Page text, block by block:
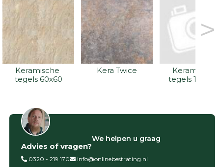
Keramische
tegels 60x60
Kera Twice
Keramische
tegels
>
Filter op
Categorieën
Advies of vragen?
We helpen u graag
0320 - 219 170 info@onlinebestrating.nl